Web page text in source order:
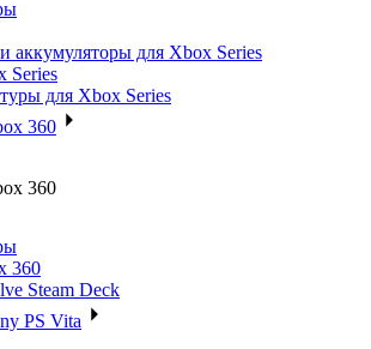
аккумуляторы для Xbox Series
Series
для Xbox Series
360
360
360
Steam Deck
PS Vita